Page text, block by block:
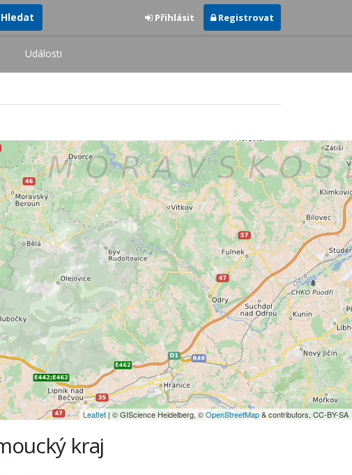
Hledat Přihlásit Registrovat
Události
Leaflet | © GIScience Heidelberg, ©OpenStreetMap& contributors, CC-BY-SA
kraj